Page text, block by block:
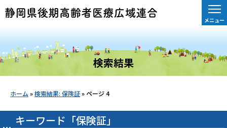
メニュー
検索結果
ホーム »検索結果: 保険証»ページ 4
キーワード「保険証」